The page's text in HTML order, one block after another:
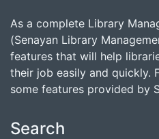
As a complete Library
(Senayan Library
features that will help
their job easily and quickly.
some features provided by
Search